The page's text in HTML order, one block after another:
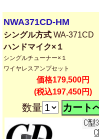
NWA371CD-HM
シングル方式 WA-371CD
ハンドマイク×１
シングルチューナー×１
ワイヤレスアンプセット
価格179,500円
(税込197,450円)
数量